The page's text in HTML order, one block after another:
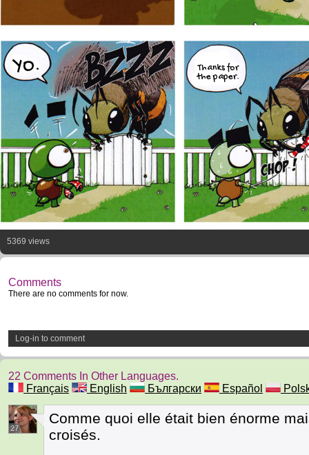
YO.
Thanks for
the paper.
5369 views
Comments
There are no comments for now.
Log-in to comment
22 Comments In Other Languages.
Français
English Български Español
27
Comme quoi elle était bien énorme
croisés.